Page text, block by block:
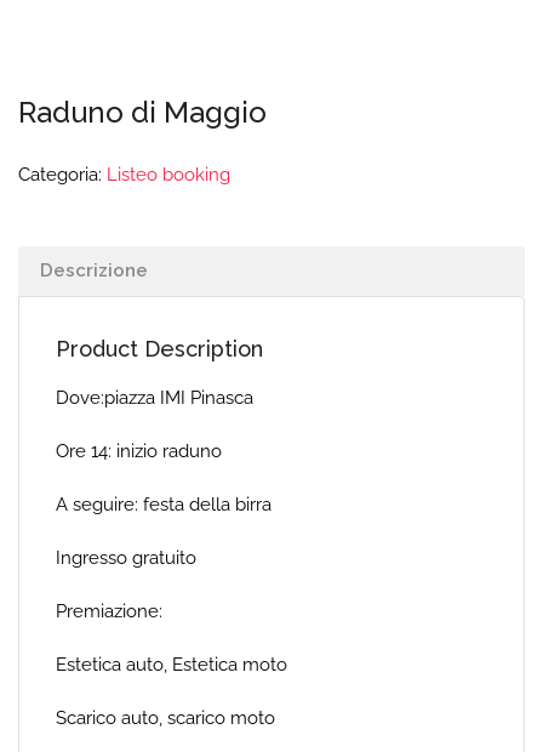
Raduno di Maggio
Categoria: Listeo booking
Descrizione
Product Description
Dove:piazza IMI Pinasca
Ore 14: inizio raduno
A seguire: festa della birra
Ingresso gratuito
Premiazione:
Estetica auto, Estetica moto
Scarico auto, scarico moto